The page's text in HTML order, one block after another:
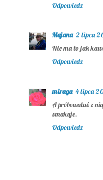
Odpowiedz
Majana 2 lipca
Nie ma to jak
Odpowiedz
miraga 4 lipca
A próbowałaś z
smakuje.
Odpowiedz